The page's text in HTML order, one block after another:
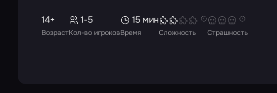
Возраст
14+
Кол-во игроков
1-5
Время
15 мин
Сложность Страшность